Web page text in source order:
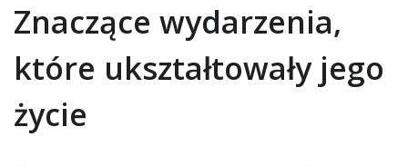
Znaczące wydarzenia,
które ukształtowały jego
życie